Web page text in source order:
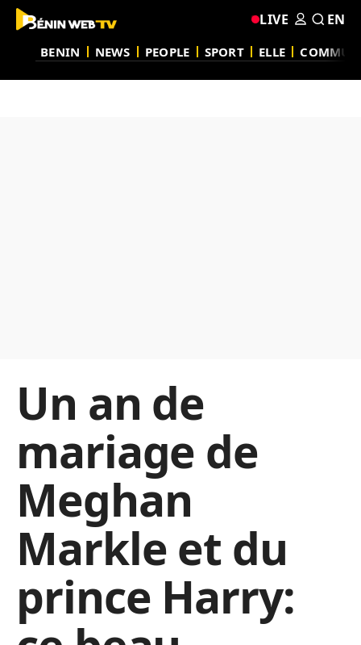
BENIN NEWS PEOPLE SPORT ELLE
LIVE EN
Un an de
mariage de
Meghan
Markle et du
prince Harry: